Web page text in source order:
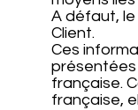
A défaut, le
Client.
Ces
présentées
française.
française,